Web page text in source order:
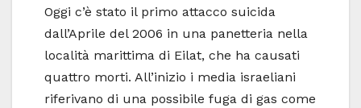
Oggi c’è stato il primo attacco suicida
dall’Aprile del 2006 in una panetteria nella
località marittima di Eilat, che ha causati
quattro morti. All’inizio i media israeliani
riferivano di una possibile fuga di gas come